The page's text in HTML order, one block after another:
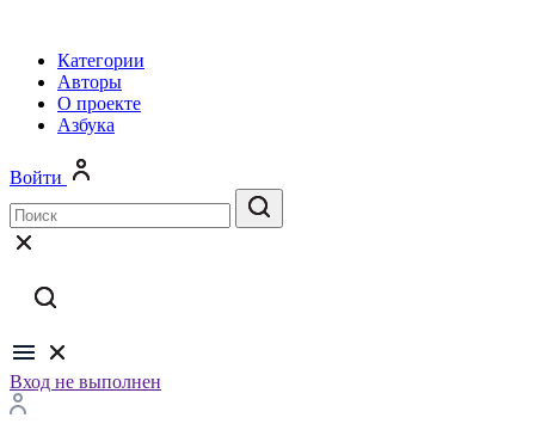
Категории
Авторы
О проекте
Азбука
Войти
Вход не выполнен